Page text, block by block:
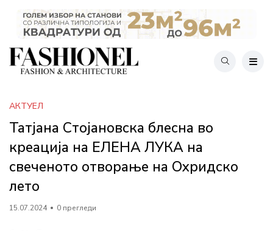
АКТУЕЛ
Татјана Стојановска блесна во
креација на ЕЛЕНА ЛУКА на
свеченото отворање на Охридско
лето
15.07.2024 0 прегледи